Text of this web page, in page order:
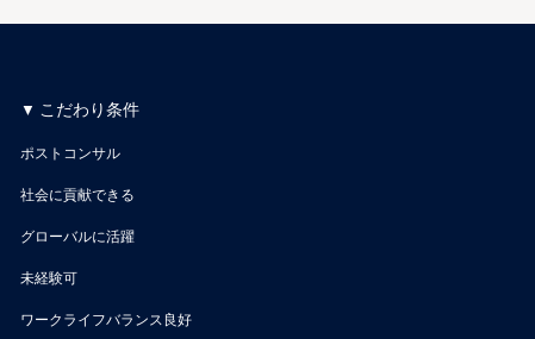
こだわり条件
ポストコンサル
社会に貢献できる
グローバルに活躍
未経験可
ワークライフバランス良好